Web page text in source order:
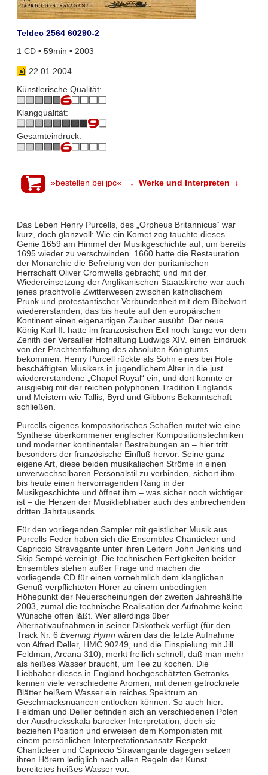
Teldec 2564 60290-2
1 CD • 59min • 2003
22.01.2004
Künstlerische Qualität:
Klangqualität:
Gesamteindruck:
»bestellen bei jpc« ↓ Werke und Interpreten ↓
Das Leben Henry Purcells, des „Orpheus Britannicus“ war
kurz, doch glanzvoll: Wie ein Komet zog tauchte dieses
Genie 1659 am Himmel der Musikgeschichte auf, um bereits
1695 wieder zu verschwinden. 1660 hatte die Restauration
der Monarchie die Befreiung von der puritanischen
Herrschaft Oliver Cromwells gebracht; und mit der
Wiedereinsetzung der Anglikanischen Staatskirche war auch
jenes prachtvolle Zwitterwesen zwischen katholischem
Prunk und protestantischer Verbundenheit mit dem Bibelwort
wiedererstanden, das bis heute auf den europäischen
Kontinent einen eigenartigen Zauber ausübt. Der neue
König Karl II. hatte im französischen Exil noch lange vor dem
Zenith der Versailler Hofhaltung Ludwigs XIV. einen Eindruck
von der Prachtentfaltung des absoluten Königtums
bekommen. Henry Purcell rückte als Sohn eines bei Hofe
beschäftigten Musikers in jugendlichem Alter in die just
wiedererstandene „Chapel Royal“ ein, und dort konnte er
ausgiebig mit der reichen polyphonen Tradition Englands
und Meistern wie Tallis, Byrd und Gibbons Bekanntschaft
schließen.
Purcells eigenes kompositorisches Schaffen mutet wie eine
Synthese überkommener englischer Kompositionstechniken
und moderner kontinentaler Bestrebungen an – hier tritt
besonders der französische Einfluß hervor. Seine ganz
eigene Art, diese beiden musikalischen Ströme in einen
unverwechselbaren Personalstil zu verbinden, sichert ihm
bis heute einen hervorragenden Rang in der
Musikgeschichte und öffnet ihm – was sicher noch wichtiger
ist – die Herzen der Musikliebhaber auch des anbrechenden
dritten Jahrtausends.
Für den vorliegenden Sampler mit geistlicher Musik aus
Purcells Feder haben sich die Ensembles Chanticleer und
Capriccio Stravagante unter ihren Leitern John Jenkins und
Skip Sempé vereinigt. Die technischen Fertigkeiten beider
Ensembles stehen außer Frage und machen die
vorliegende CD für einen vornehmlich dem klanglichen
Genuß verpflichteten Hörer zu einem unbedingten
Höhepunkt der Neuerscheinungen der zweiten Jahreshälfte
2003, zumal die technische Realisation der Aufnahme keine
Wünsche offen läßt. Wer allerdings über
Alternativaufnahmen in seiner Diskothek verfügt (für den
Track Nr. 6 Evening Hymn wären das die letzte Aufnahme
von Alfred Deller, HMC 90249, und die Einspielung mit Jill
Feldman, Arcana 310), merkt freilich schnell, daß man mehr
als heißes Wasser braucht, um Tee zu kochen. Die
Liebhaber dieses in England hochgeschätzten Getränks
kennen viele verschiedene Aromen, mit denen getrocknete
Blätter heißem Wasser ein reiches Spektrum an
Geschmacksnuancen entlocken können. So auch hier:
Feldman und Deller befinden sich an verschiedenen Polen
der Ausdrucksskala barocker Interpretation, doch sie
beziehen Position und erweisen dem Komponisten mit
einem persönlichen Interpretationsansatz Respekt.
Chanticleer und Capriccio Stravangante dagegen setzen
ihren Hörern lediglich nach allen Regeln der Kunst
bereitetes heißes Wasser vor.